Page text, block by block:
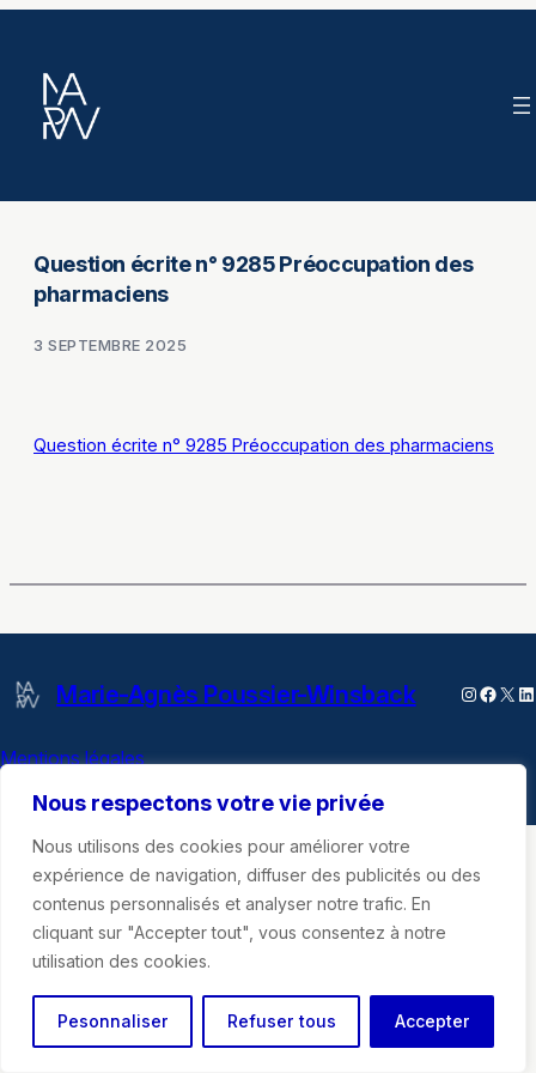
Nous respectons votre vie privée
Nous utilisons des cookies pour améliorer votre
expérience de navigation, diffuser des publicités ou des
contenus personnalisés et analyser notre trafic. En
cliquant sur "Accepter tout", vous consentez à notre
utilisation des cookies.
Pesonnaliser Refuser tous Accepter
contenu
Question écrite n° 9285 Préoccupation des
pharmaciens
3 SEPTEMBRE 2025
Question écrite n° 9285 Préoccupation des pharmaciens
Marie-Agnès Poussier-Winsback X
Mentions légales